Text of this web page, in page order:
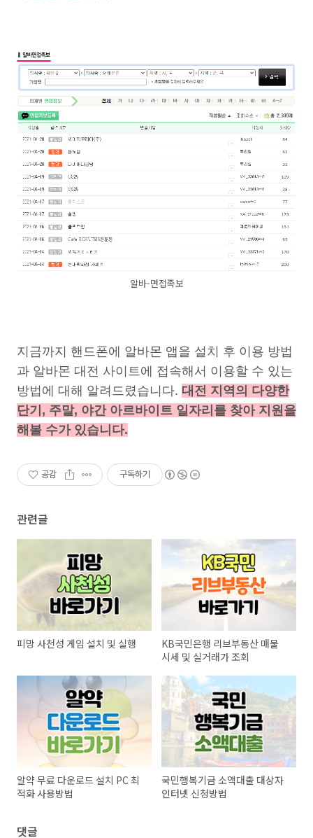
알바-면접족보
지금까지 핸드폰에 알바몬 앱을 설치 후 이용 방법
과 알바몬 대전 사이트에 접속해서 이용할 수 있는
방법에 대해 알려드렸습니다. 대전 지역의 다양한
단기, 주말, 야간 아르바이트 일자리를 찾아 지원을
해볼 수가 있습니다.
공감 구독하기
관련글
피망 사천성 게임 설치 및 실행
KB국민은행 리브부동산 매물
시세 및 실거래가 조회
알약 무료 다운로드 설치 PC 최
적화 사용방법
국민행복기금 소액대출 대상자
인터넷 신청방법
댓글